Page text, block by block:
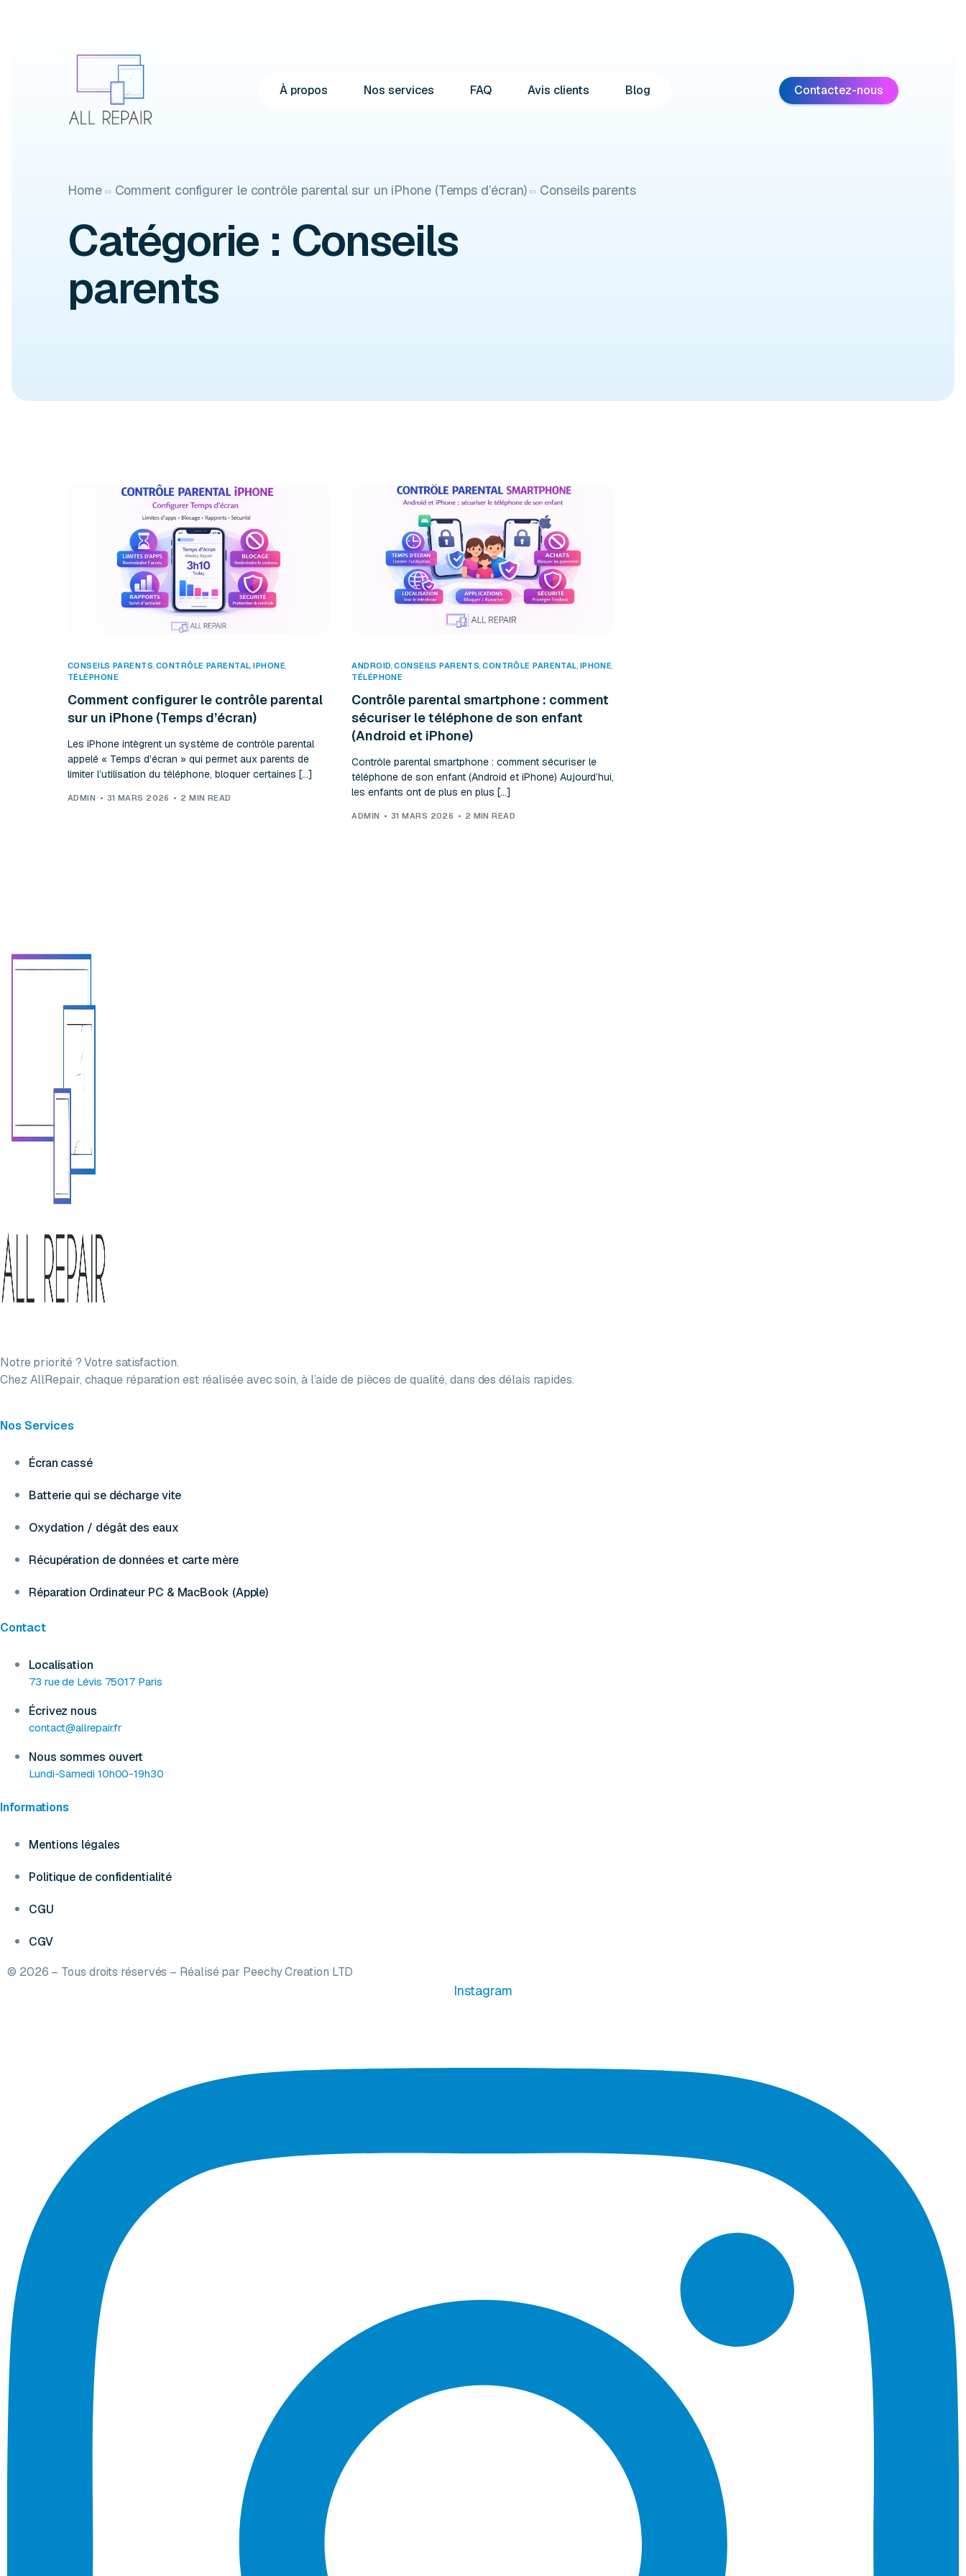
À propos Nos services FAQ Avis clients Blog Contactez-nous
Home Comment configurer le contrôle parental sur un iPhone (Temps d’écran) Conseils parents
Catégorie : Conseils
parents
CONSEILS PARENTS, CONTRÔLE PARENTAL,IPHONE
TÉLÉPHONE
Comment configurer le contrôle parental
sur un iPhone (Temps d’écran)
Les iPhone intègrent un système de contrôle parental
appelé « Temps d’écran » qui permet aux parents de
limiter l’utilisation du téléphone, bloquer certaines […]
ADMIN 31 MARS 2026 2 MIN READ
ANDROID,CONSEILS PARENTS,CONTRÔLE PARENTAL, IPHONE
TÉLÉPHONE
Contrôle parental smartphone : comment
sécuriser le téléphone de son enfant
(Android et iPhone)
Contrôle parental smartphone : comment sécuriser le
téléphone de son enfant (Android et iPhone) Aujourd’hui,
les enfants ont de plus en plus […]
ADMIN 31 MARS 2026 2 MIN READ
Notre priorité ? Votre satisfaction.
Chez AllRepair, chaque réparation est réalisée avec soin, à l’aide de pièces de qualité, dans des délais rapides.
Nos Services
Écran cassé
Batterie qui se décharge vite
Oxydation / dégât des eaux
Récupération de données et carte mère
Réparation Ordinateur PC & MacBook (Apple)
Contact
Localisation
73 rue de Lévis 75017 Paris
Écrivez nous
contact@allrepair.fr
Nous sommes ouvert
Lundi-Samedi 10h00-19h30
Informations
Mentions légales
Politique de confidentialité
CGU
CGV
© 2026 – Tous droits réservés – Réalisé par Peechy Creation LTD
Instagram